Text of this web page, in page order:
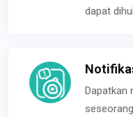
dapat
Dapatkan